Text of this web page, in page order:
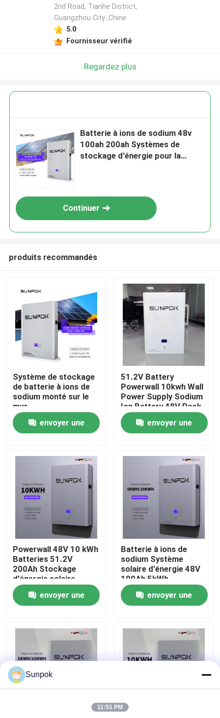
Laisser un message
À la maison
Vidéos
À propos de nous
Visite de l'usine
Contrôle qualité
Nouvelles
Les affaires
2nd Road, Tianhe District,
Guangzhou City ,Chine
5.0
Fournisseur vérifié
Regardez plus
Batterie à ions de sodium 48v
100ah 200ah Systèmes de
stockage d'énergie pour la
Continuer
produits recommandés
Système de stockage
de batterie à ions de
sodium monté sur le
mur
envoyer une
51.2V Battery
Powerwall 10kwh Wall
Power Supply Sodium
Ion Battery 48V Pack
10 kw Sodium Ion
Battery 48Venvoyer une
Powerwall 48V 10 kWh
Batteries 51.2V
200Ah Stockage
d'énergie solaire
domestique Batterie
sodium-ionenvoyer une
Batterie à ions de
sodium Système
solaire d'énergie 48V
100Ah 5kWh
Powerwall Batterie à
sodium Stockage
d'énergie à domicile
envoyer une
Sunpok
11:51 PM